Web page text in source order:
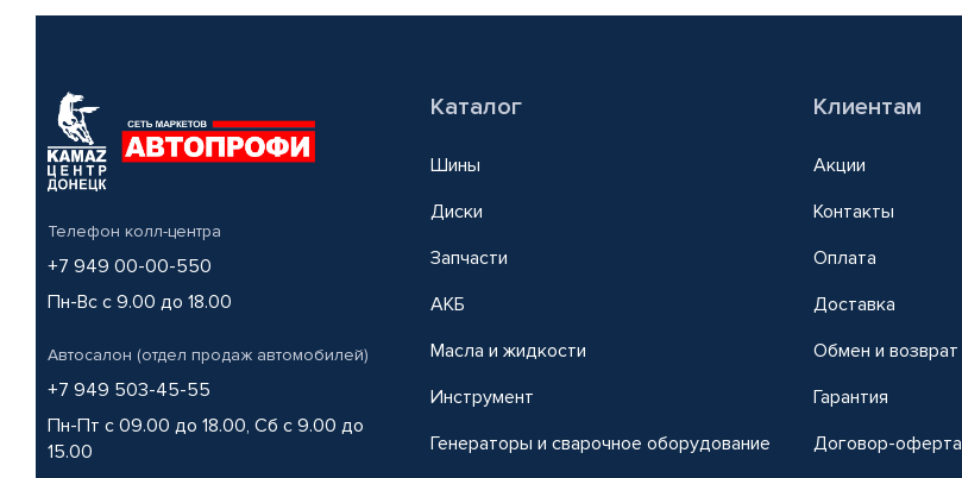
Телефон колл-центра
+7 949 00-00-550
Пн-Вс с 9.00 до 18.00
Автосалон (отдел продаж автомобилей)
+7 949 503-45-55
Пн-Пт с 09.00 до 18.00, Сб с 9.00 до
15.00
Каталог
Шины
Диски
Запчасти
АКБ
Масла и жидкости
Инструмент
Генераторы и сварочное оборудование
Клиентам
Акции
Контакты
Оплата
Доставка
Обмен и возврат
Гарантия
Договор-оферта